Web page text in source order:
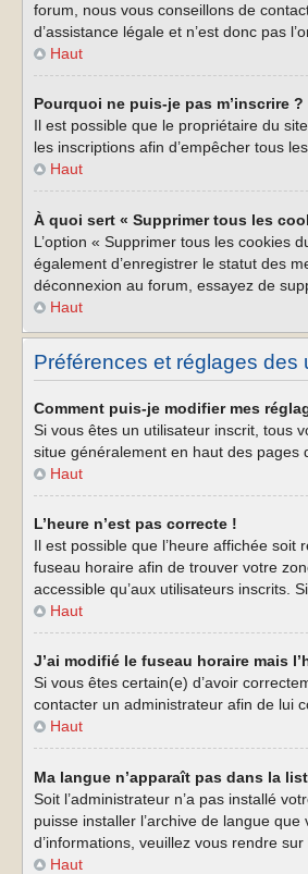
forum, nous vous conseillons de
d’assistance légale et n’est donc pas
Haut
Pourquoi ne puis-je pas m’inscrire ?
Il est possible que le propriétaire du
les inscriptions afin d’empêcher tous
Haut
À quoi sert « Supprimer tous les
L’option « Supprimer tous les cookies
également d’enregistrer le statut des
déconnexion au forum, essayez de
Haut
Préférences et réglages des
Comment puis-je modifier mes
Si vous êtes un utilisateur inscrit, tous
situe généralement en haut des pages
Haut
L’heure n’est pas correcte !
Il est possible que l’heure affichée
fuseau horaire afin de trouver votre
accessible qu’aux utilisateurs inscrits.
Haut
J’ai modifié le fuseau horaire mais
Si vous êtes certain(e) d’avoir
contacter un administrateur afin de lui
Haut
Ma langue n’apparaît pas dans la
Soit l’administrateur n’a pas installé
puisse installer l’archive de langue
d’informations, veuillez vous rendre
Haut